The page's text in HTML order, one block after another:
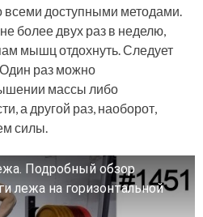
всеми доступными методами.
более двух раз в неделю,
мышц отдохнуть. Следует
раз можно
массы либо
а другой раз, наоборот,
силы.
Подробный обзор
лежа на горизонтальной